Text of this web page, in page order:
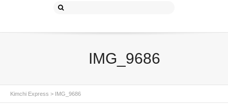
IMG_9686
Kimchi Express > IMG_9686